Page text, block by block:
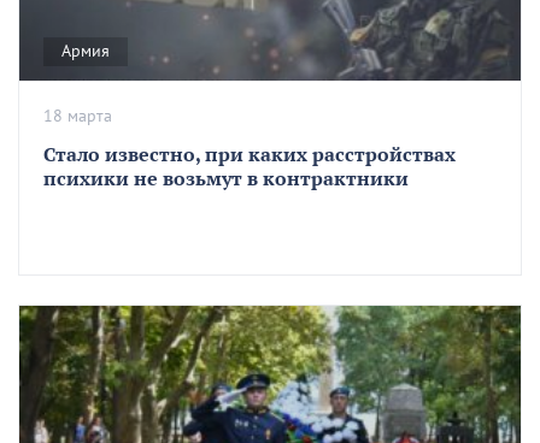
Армия
Стало известно, при каких расстройствах
психики не возьмут в контрактники
18 марта